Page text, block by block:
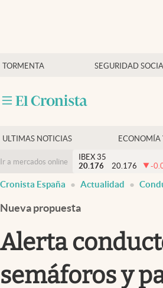
TORMENTA SEGURIDAD
Economía y finanzas
Criptomonedas
ULTIMAS NOTICIAS ECONOMÍA
Ir a mercados online
IBEX 35
20.176
20.176 -
Cronista España Actualidad
Nueva propuesta
Alerta
semáforos y